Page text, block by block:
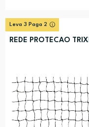
Leva 3 Paga 2
REDE PROTECAO